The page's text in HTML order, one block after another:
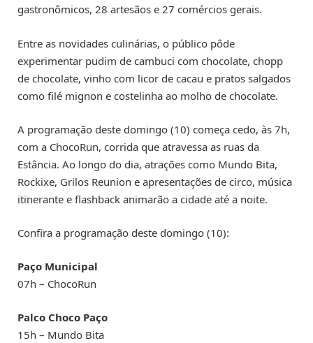
gastronômicos, 28 artesãos e 27 comércios gerais.
Entre as novidades culinárias, o público pôde
experimentar pudim de cambuci com chocolate, chopp
de chocolate, vinho com licor de cacau e pratos salgados
como filé mignon e costelinha ao molho de chocolate.
A programação deste domingo (10) começa cedo, às 7h,
com a ChocoRun, corrida que atravessa as ruas da
Estância. Ao longo do dia, atrações como Mundo Bita,
Rockixe, Grilos Reunion e apresentações de circo, música
itinerante e flashback animarão a cidade até a noite.
Confira a programação deste domingo (10):
Paço Municipal
07h – ChocoRun
Palco Choco Paço
15h – Mundo Bita